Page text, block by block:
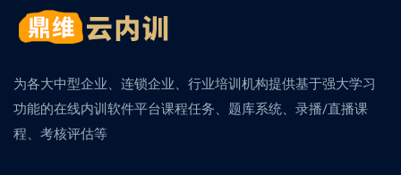
为各大中型企业、连锁企业、行业培训机构提供基于强大学习
功能的在线内训软件平台课程任务、题库系统、录播/直播课
程、考核评估等